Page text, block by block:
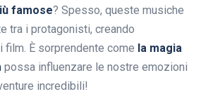
famose? Spesso, queste musiche
tra i protagonisti, creando
film. È sorprendente come la magia
possa influenzare le nostre emozioni
incredibili!